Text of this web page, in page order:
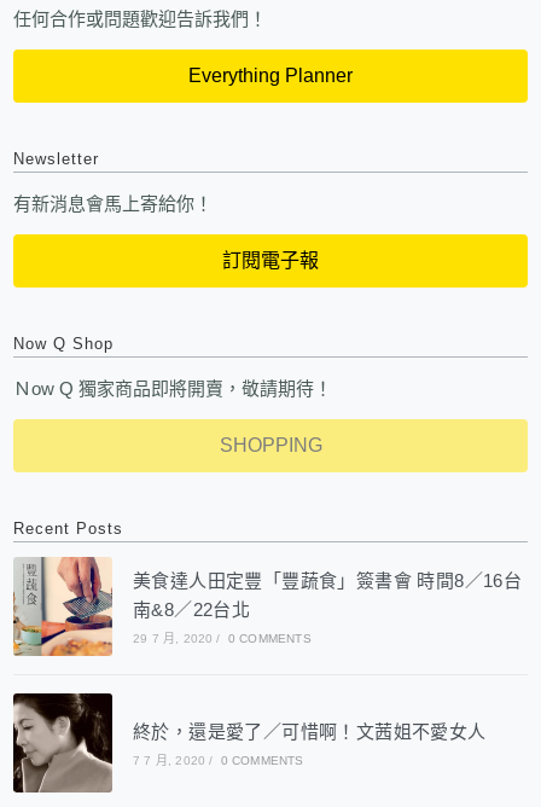
任何合作或問題歡迎告訴我們！
Everything Planner
Newsletter
有新消息會馬上寄給你！
訂閱電子報
Now Q Shop
Ｎow Q 獨家商品即將開賣，敬請期待！
SHOPPING
Recent Posts
美食達人田定豐「豐蔬食」簽書會 時間8／16台
南&8／22台北
29 7 月, 2020 / 0 COMMENTS
終於，還是愛了／可惜啊！文茜姐不愛女人
7 7 月, 2020 / 0 COMMENTS